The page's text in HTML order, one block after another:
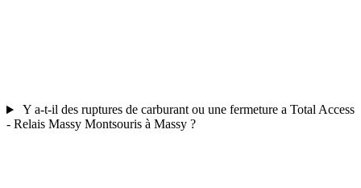
Y a-t-il des ruptures de carburant ou une fermeture a Total Access
- Relais Massy Montsouris à Massy ?